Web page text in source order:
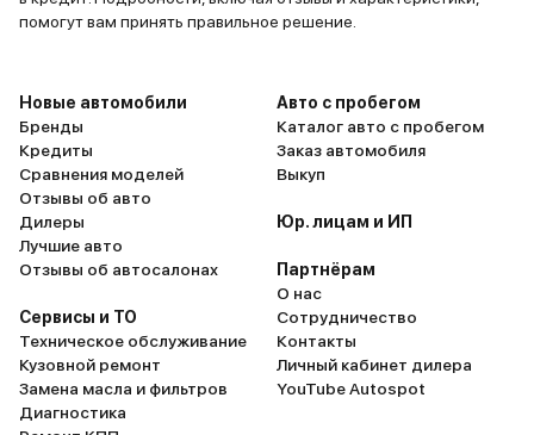
Надеюсь будет нас радовать все
помогут вам принять правильное решение.
Новые автомобили
Бренды
Кредиты
Сравнения моделей
Отзывы об авто
Дилеры
Лучшие авто
Отзывы об автосалонах
Сервисы и ТО
Техническое обслуживание
Кузовной ремонт
Замена масла и фильтров
Диагностика
Авто с пробегом
Каталог авто с пробегом
Заказ автомобиля
Выкуп
Юр. лицам и ИП
Партнёрам
О нас
Сотрудничество
Контакты
Личный кабинет дилера
YouTube Autospot